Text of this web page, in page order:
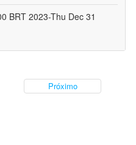
BRT 2023-Thu Dec 31
Próximo